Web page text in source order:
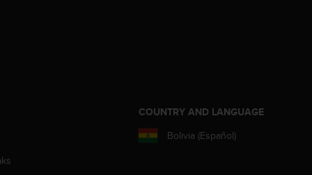
COUNTRY AND LANGUAGE
Bolivia (Español)